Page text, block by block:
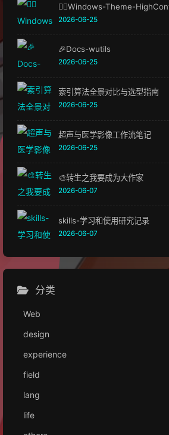
🏳️‍🌈Windows-Theme-
2026-06-25
🎉Docs-wutils
2026-06-25
索引算法全景对比与选型指南
2026-06-25
超声与医学影像工作流笔记
2026-06-25
🎨转生之我要成为大作家
2026-06-07
skills-学习和使用研究记录
2026-06-07
分类
Web
design
experience
field
lang
life